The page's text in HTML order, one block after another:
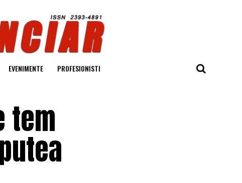
EVENIMENTE PROFESIONISTI
tem